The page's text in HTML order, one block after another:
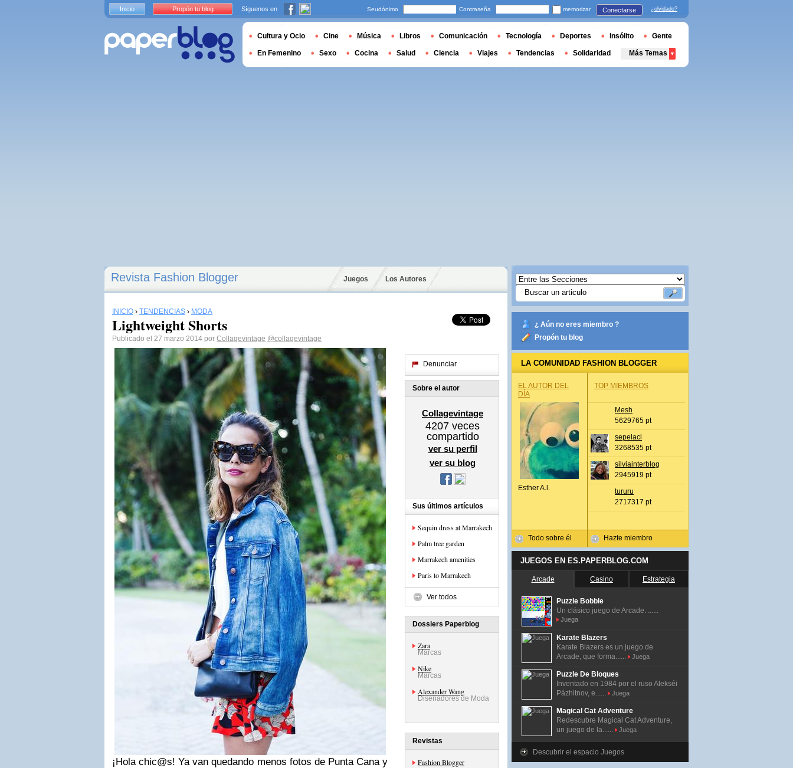
Revista Fashion Blogger Juegos Los Autores
INICIO › TENDENCIAS › MODA
Lightweight Shorts
Publicado el 27 marzo 2014 por Collagevintage @collagevintage
¡Hola chic@s! Ya van quedando menos fotos de Punta Cana y
Denunciar
Sobre el autor
Collagevintage
4207 veces
compartido
ver su perfil
ver su blog
Sus últimos artículos
Sequin dress at Marrakech
Palm tree garden
Marrakech amenities
Paris to Marrakech
Ver todos
Dossiers Paperblog
Zara
Marcas
Nike
Marcas
Alexander Wang
Diseñadores de Moda
Revistas
Fashion Blogger
¿ Aún no eres miembro ?
Propón tu blog
LA COMUNIDAD FASHION BLOGGER
EL AUTOR DEL
DÍA
Esther A.l.
Todo sobre él
TOP MIEMBROS
Mesh
5629765 pt
sepelaci
3268535 pt
silviainterblog
2945919 pt
tururu
2717317 pt
Hazte miembro
JUEGOS EN ES.PAPERBLOG.COM
Arcade Casino Estrategia
Puzzle Bobble
Un clásico juego de Arcade. ......
Juega
Karate Blazers
Karate Blazers es un juego de
Arcade, que forma......
Juega
Puzzle De Bloques
Inventado en 1984 por el ruso Alekséi
Pázhitnov, e......
Juega
Magical Cat Adventure
Redescubre Magical Cat Adventure,
un juego de la......
Juega
Descubrir el espacio Juegos
Inicio Propón tu blog Síguenos en Seudónimo Contraseña memorizar Conectarse ¿olvidado?
Cultura y Ocio Cine Música Libros Comunicación Tecnología Deportes Insólito Gente
En Femenino Sexo Cocina Salud Ciencia Viajes Tendencias Solidaridad Más Temas